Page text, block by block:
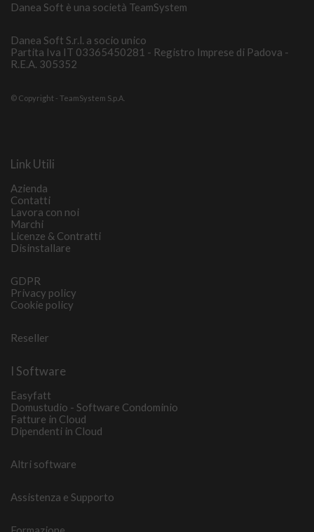
Danea Soft è una società TeamSystem
Danea Soft S.r.l. a socio unico
Partita Iva IT 03365450281 - Registro Imprese di Padova -
R.E.A. 305352
© Copyright - TeamSystem S.p.A.
Link Utili
Azienda
Contatti
Lavora con noi
Marchi
Licenze & Contratti
Disinstallare
GDPR
Privacy policy
Cookie policy
Reseller
I Software
Easyfatt
Domustudio - Software Condominio
Fatture in Cloud
Dipendenti in Cloud
Altri software
Assistenza e Supporto